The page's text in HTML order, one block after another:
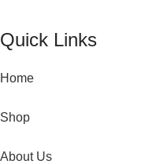
Quick Links
Home
Shop
About Us